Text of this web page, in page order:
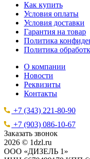
Как купить
Условия оплаты
Условия доставки
Гарантия на товар
Политика
Политика
О компании
Новости
Реквизиты
Контакты
+7 (343) 221-80-90
+7 (903) 086-10-67
Заказать звонок
2026 © 1dzl.ru
ООО «ДИЗЕЛЬ 1»